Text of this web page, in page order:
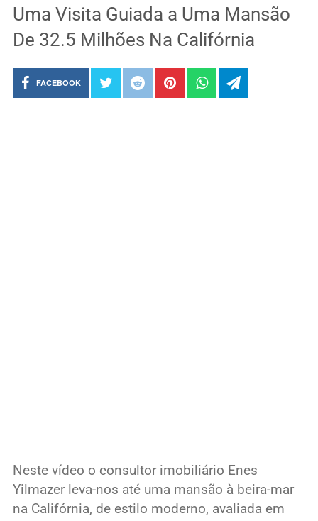
Uma Visita Guiada a Uma Mansão
De 32.5 Milhões Na Califórnia
FACEBOOK
Neste vídeo o consultor imobiliário Enes
Yilmazer leva-nos até uma mansão à beira-mar
na Califórnia, de estilo moderno, avaliada em